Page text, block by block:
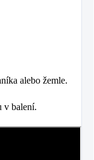
alebo žemle.
v balení.